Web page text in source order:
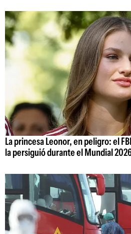
La princesa Leonor, en peligro: el
la persiguió durante el Mundial